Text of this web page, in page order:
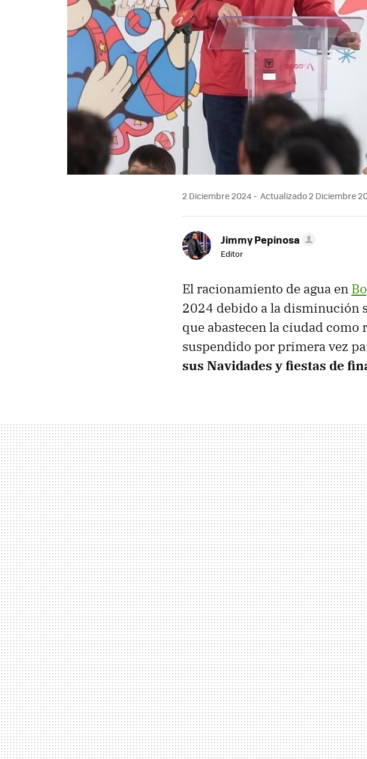
2 Diciembre 2024 Actualizado 2 Diciembre
Jimmy Pepinosa
Editor
El racionamiento de agua en
2024 debido a la disminución
que abastecen la ciudad como
suspendido por primera vez
sus Navidades y fiestas de